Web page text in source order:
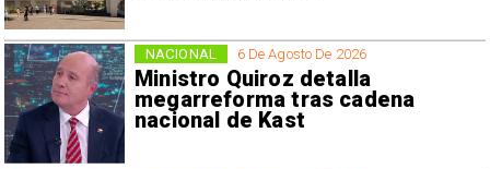
6 De Agosto De 2026
Ministro Quiroz detalla
megarreforma tras cadena
nacional de Kast
NACIONAL